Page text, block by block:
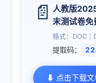
📄 人教版
末测试卷免
格式：DOC｜
提取码：
⬇ 点击下载文